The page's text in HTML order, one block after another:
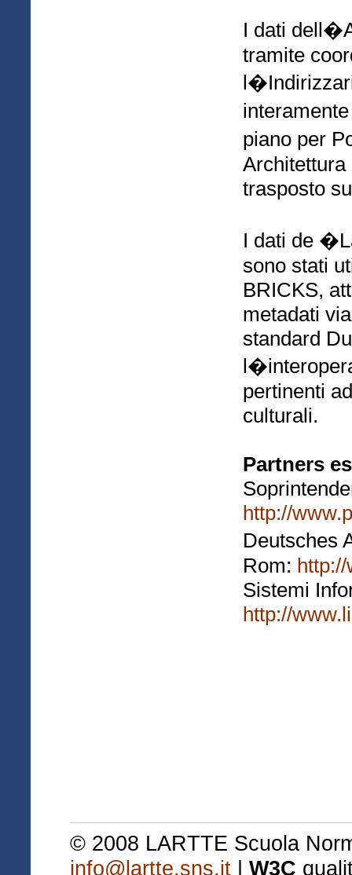
I dati
tramite
piano per
Architettura
trasposto
I dati de
sono stati
BRICKS,
metadati
standard
pertinenti
culturali.
Partners
http://
Deutsches
Rom:
Sistemi
http://
© 2008 LARTTE Scuola
info@lartte.sns.it | W3C